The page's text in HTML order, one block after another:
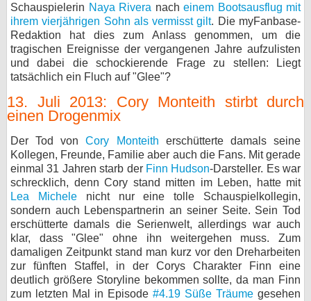
Schauspielerin Naya Rivera nach einem Bootsausflug mit
ihrem vierjährigen Sohn als vermisst gilt. Die myFanbase-
Redaktion hat dies zum Anlass genommen, um die
tragischen Ereignisse der vergangenen Jahre aufzulisten
und dabei die schockierende Frage zu stellen: Liegt
tatsächlich ein Fluch auf "Glee"?
13. Juli 2013: Cory Monteith stirbt durch
einen Drogenmix
Der Tod vonCory Monteith erschütterte damals seine
Kollegen, Freunde, Familie aber auch die Fans. Mit gerade
einmal 31 Jahren starb der Finn Hudson-Darsteller. Es war
schrecklich, denn Cory stand mitten im Leben, hatte mit
Lea Michelenicht nur eine tolle Schauspielkollegin,
sondern auch Lebenspartnerin an seiner Seite. Sein Tod
erschütterte damals die Serienwelt, allerdings war auch
klar, dass "Glee" ohne ihn weitergehen muss. Zum
damaligen Zeitpunkt stand man kurz vor den Dreharbeiten
zur fünften Staffel, in der Corys Charakter Finn eine
deutlich größere Storyline bekommen sollte, da man Finn
zum letzten Mal in Episode #4.19 Süße Träume gesehen
Kontakt
Nutzungsbedingungen
Datenschutz
Cookie-Einstellungen
Impressum
Desktop-Ansicht
myFanbase